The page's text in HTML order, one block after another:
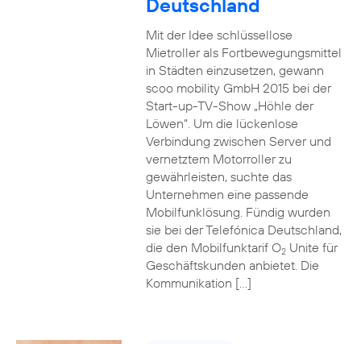
Deutschland
Mit der Idee schlüssellose
Mietroller als Fortbewegungsmittel
in Städten einzusetzen, gewann
scoo mobility GmbH 2015 bei der
Start-up-TV-Show „Höhle der
Löwen“. Um die lückenlose
Verbindung zwischen Server und
vernetztem Motorroller zu
gewährleisten, suchte das
Unternehmen eine passende
Mobilfunklösung. Fündig wurden
sie bei der Telefónica Deutschland,
die den Mobilfunktarif O2Unite für
Geschäftskunden anbietet. Die
Kommunikation […]